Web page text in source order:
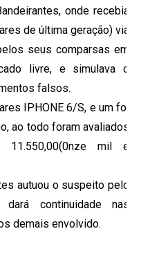
onde recebia
de última geração) via
seus comparsas em
livre, e simulava o
falsos.
IPHONE 6/S, e um foi
ao todo foram avaliados
11.550,00(0nze mil e
autuou o suspeito pelo
continuidade nas
demais envolvido.